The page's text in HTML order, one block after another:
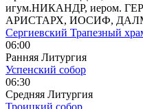
игум.НИКАНДР, иером.
АРИСТАРХ, ИОСИФ,
Сергиевский Трапезный
06:00
Ранняя Литургия
Успенский собор
06:30
Средняя Литургия
Троицкий собор